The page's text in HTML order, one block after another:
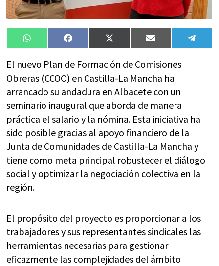
Compartir
en
WhatsAppCompartir
en
FacebookCompartir
en
X
(Twitter)
Compartir
en
Email
en
El nuevo Plan de Formación de Comisiones
Obreras (CCOO) en Castilla-La Mancha ha
arrancado su andadura en Albacete con un
seminario inaugural que aborda de manera
práctica el salario y la nómina. Esta iniciativa ha
sido posible gracias al apoyo financiero de la
Junta de Comunidades de Castilla-La Mancha y
tiene como meta principal robustecer el diálogo
social y optimizar la negociación colectiva en la
región.
El propósito del proyecto es proporcionar a los
trabajadores y sus representantes sindicales las
herramientas necesarias para gestionar
eficazmente las complejidades del ámbito